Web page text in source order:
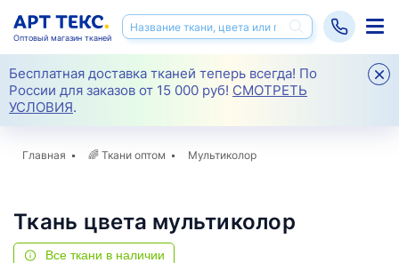
Бесплатная доставка тканей теперь всегда! По
России для заказов от 15 000 руб! СМОТРЕТЬ
УСЛОВИЯ.
Оптовый магазин тканей
Главная 🌈 Ткани оптом Мультиколор
Ткань цвета мультиколор
Все ткани в наличии